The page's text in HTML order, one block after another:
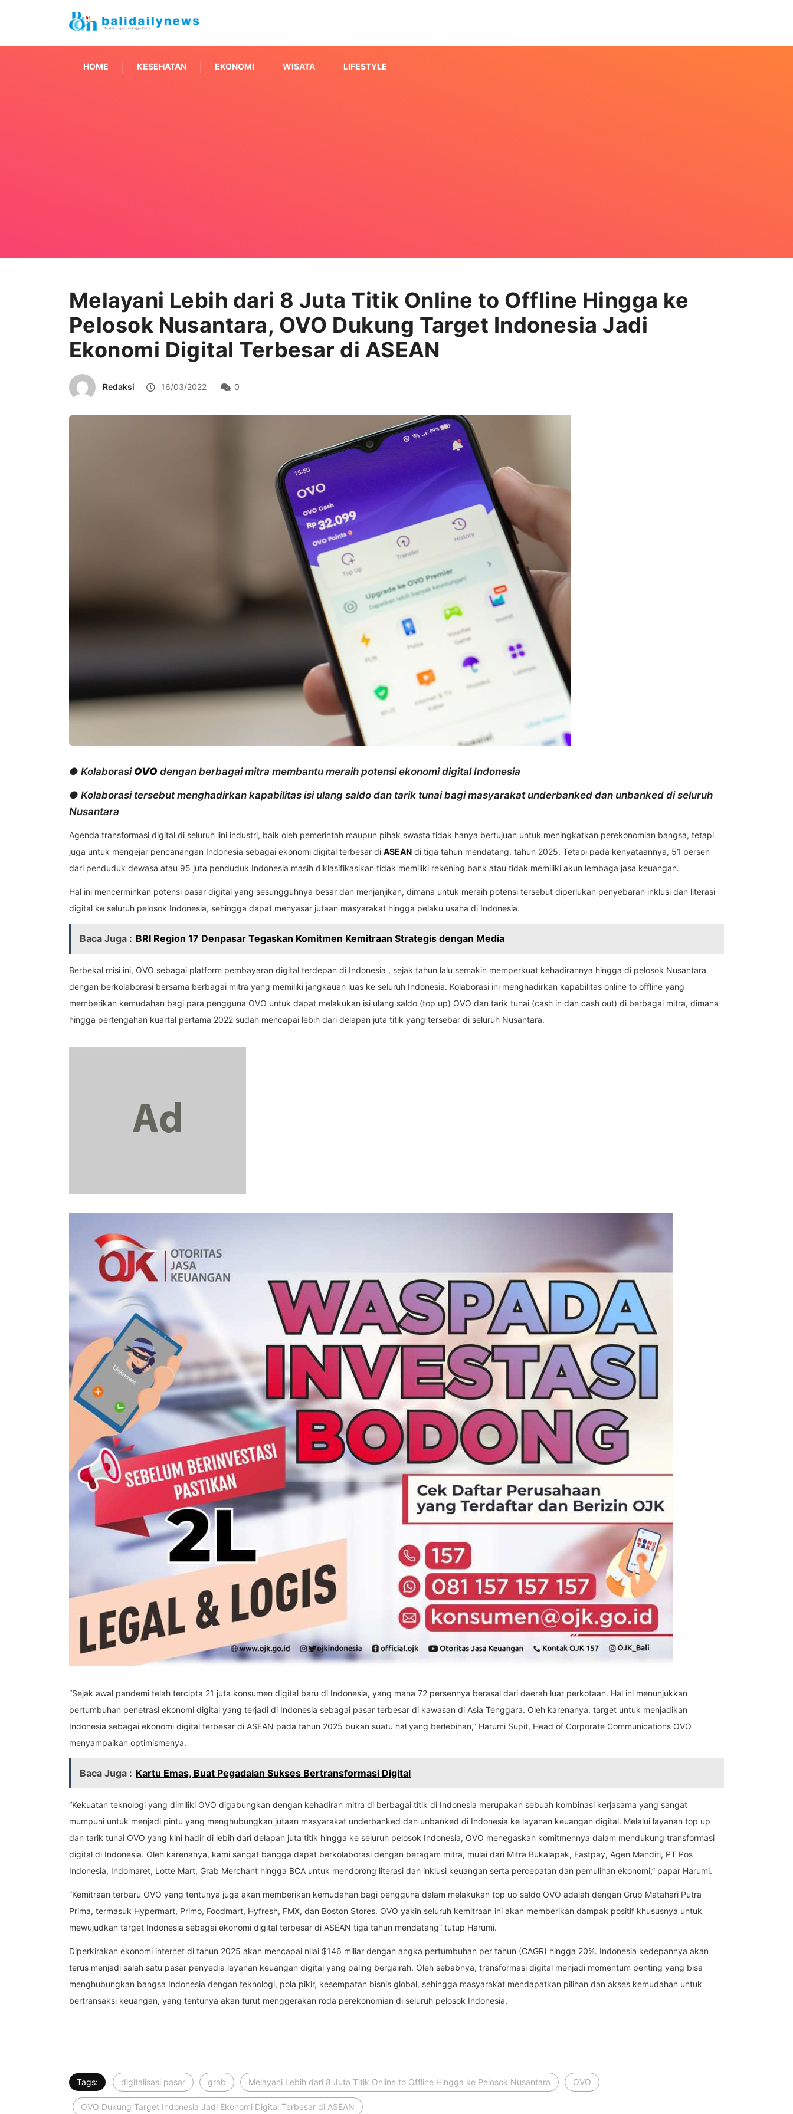
HOME KESEHATAN EKONOMI WISATA LIFESTYLE
Melayani Lebih dari 8 Juta Titik Online to Offline Hingga ke
Pelosok Nusantara, OVO Dukung Target Indonesia Jadi
Ekonomi Digital Terbesar di ASEAN
Redaksi 16/03/2022 0
● Kolaborasi OVO dengan berbagai mitra membantu meraih potensi ekonomi digital Indonesia
● Kolaborasi tersebut menghadirkan kapabilitas isi ulang saldo dan tarik tunai bagi masyarakat underbanked dan unbanked di seluruh
Nusantara
Agenda transformasi digital di seluruh lini industri, baik oleh pemerintah maupun pihak swasta tidak hanya bertujuan untuk meningkatkan perekonomian bangsa, tetapi
juga untuk mengejar pencanangan Indonesia sebagai ekonomi digital terbesar di ASEAN di tiga tahun mendatang, tahun 2025. Tetapi pada kenyataannya, 51 persen
dari penduduk dewasa atau 95 juta penduduk Indonesia masih diklasifikasikan tidak memiliki rekening bank atau tidak memiliki akun lembaga jasa keuangan.
Hal ini mencerminkan potensi pasar digital yang sesungguhnya besar dan menjanjikan, dimana untuk meraih potensi tersebut diperlukan penyebaran inklusi dan literasi
digital ke seluruh pelosok Indonesia, sehingga dapat menyasar jutaan masyarakat hingga pelaku usaha di Indonesia.
Baca Juga : BRI Region 17 Denpasar Tegaskan Komitmen Kemitraan Strategis dengan Media
Berbekal misi ini, OVO sebagai platform pembayaran digital terdepan di Indonesia , sejak tahun lalu semakin memperkuat kehadirannya hingga di pelosok Nusantara
dengan berkolaborasi bersama berbagai mitra yang memiliki jangkauan luas ke seluruh Indonesia. Kolaborasi ini menghadirkan kapabilitas online to offline yang
memberikan kemudahan bagi para pengguna OVO untuk dapat melakukan isi ulang saldo (top up) OVO dan tarik tunai (cash in dan cash out) di berbagai mitra, dimana
hingga pertengahan kuartal pertama 2022 sudah mencapai lebih dari delapan juta titik yang tersebar di seluruh Nusantara.
“Sejak awal pandemi telah tercipta 21 juta konsumen digital baru di Indonesia, yang mana 72 persennya berasal dari daerah luar perkotaan. Hal ini menunjukkan
pertumbuhan penetrasi ekonomi digital yang terjadi di Indonesia sebagai pasar terbesar di kawasan di Asia Tenggara. Oleh karenanya, target untuk menjadikan
Indonesia sebagai ekonomi digital terbesar di ASEAN pada tahun 2025 bukan suatu hal yang berlebihan,” Harumi Supit, Head of Corporate Communications OVO
menyampaikan optimismenya.
Baca Juga : Kartu Emas, Buat Pegadaian Sukses Bertransformasi Digital
“Kekuatan teknologi yang dimiliki OVO digabungkan dengan kehadiran mitra di berbagai titik di Indonesia merupakan sebuah kombinasi kerjasama yang sangat
mumpuni untuk menjadi pintu yang menghubungkan jutaan masyarakat underbanked dan unbanked di Indonesia ke layanan keuangan digital. Melalui layanan top up
dan tarik tunai OVO yang kini hadir di lebih dari delapan juta titik hingga ke seluruh pelosok Indonesia, OVO menegaskan komitmennya dalam mendukung transformasi
digital di Indonesia. Oleh karenanya, kami sangat bangga dapat berkolaborasi dengan beragam mitra, mulai dari Mitra Bukalapak, Fastpay, Agen Mandiri, PT Pos
Indonesia, Indomaret, Lotte Mart, Grab Merchant hingga BCA untuk mendorong literasi dan inklusi keuangan serta percepatan dan pemulihan ekonomi,” papar Harumi.
“Kemitraan terbaru OVO yang tentunya juga akan memberikan kemudahan bagi pengguna dalam melakukan top up saldo OVO adalah dengan Grup Matahari Putra
Prima, termasuk Hypermart, Primo, Foodmart, Hyfresh, FMX, dan Boston Stores. OVO yakin seluruh kemitraan ini akan memberikan dampak positif khususnya untuk
mewujudkan target Indonesia sebagai ekonomi digital terbesar di ASEAN tiga tahun mendatang” tutup Harumi.
Diperkirakan ekonomi internet di tahun 2025 akan mencapai nilai $146 miliar dengan angka pertumbuhan per tahun (CAGR) hingga 20%. Indonesia kedepannya akan
terus menjadi salah satu pasar penyedia layanan keuangan digital yang paling bergairah. Oleh sebabnya, transformasi digital menjadi momentum penting yang bisa
menghubungkan bangsa Indonesia dengan teknologi, pola pikir, kesempatan bisnis global, sehingga masyarakat mendapatkan pilihan dan akses kemudahan untuk
bertransaksi keuangan, yang tentunya akan turut menggerakan roda perekonomian di seluruh pelosok Indonesia.
Tags: digitalisasi pasar grab Melayani Lebih dari 8 Juta Titik Online to Offline Hingga ke Pelosok Nusantara OVO
OVO Dukung Target Indonesia Jadi Ekonomi Digital Terbesar di ASEAN